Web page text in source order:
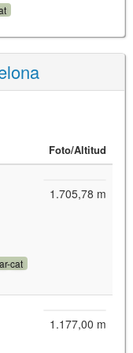
Foto/Altitud
cat
1.705,78 m
1.177,00 m